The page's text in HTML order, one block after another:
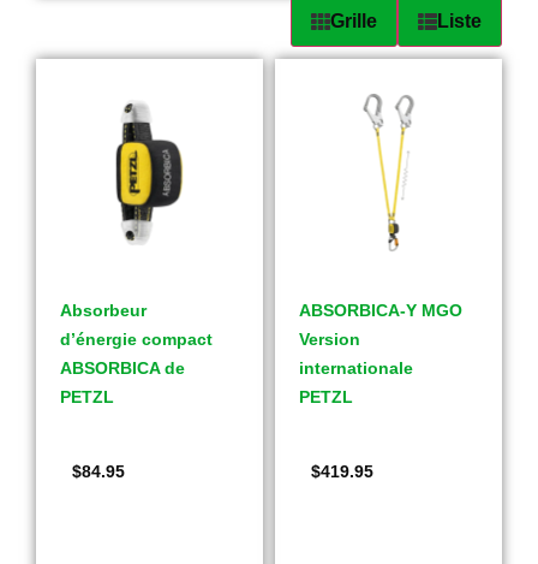
Grille Liste
Absorbeur
d’énergie compact
ABSORBICA de
PETZL
$84.95
ABSORBICA-Y MGO
Version
internationale
PETZL
$419.95